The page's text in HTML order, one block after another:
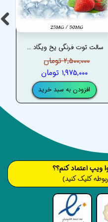
سالت توت فرنگی یخ ویگاد – VGOD BERRY BOMB STRAWBERRY ICE SALT
۲,۵۰۰,۰۰۰ تومان
۱,۹۷۵,۰۰۰ تومان
افزودن به سبد خرید
ویپ اعتماد کنم؟؟
کلیک کنید)